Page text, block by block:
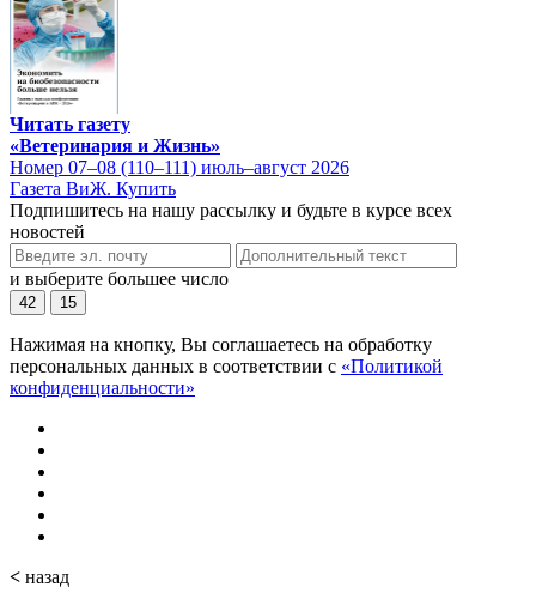
Читать газету
«Ветеринария и Жизнь»
Номер 07–08 (110–111) июль–август 2026
Газета ВиЖ. Купить
Подпишитесь на нашу рассылку и будьте в курсе всех
новостей
и выберите большее число
42 15
Нажимая на кнопку, Вы соглашаетесь на обработку
персональных данных в соответствии с «Политикой
конфиденциальности»
< назад